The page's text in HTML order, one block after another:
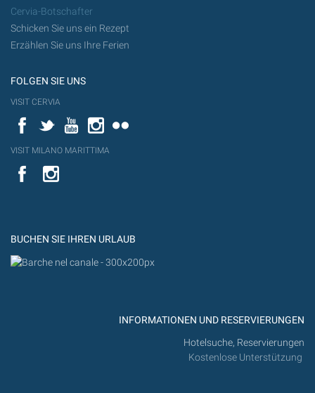
Cervia-Botschafter
Schicken Sie uns ein Rezept
Erzählen Sie uns Ihre Ferien
FOLGEN SIE UNS
VISIT CERVIA
FacebookTwitterYouTubeInstagram
VISIT MILANO MARITTIMA
YouTube
BUCHEN SIE IHREN URLAUB
INFORMATIONEN UND RESERVIERUNGEN
Hotelsuche, Reservierungen
Kostenlose Unterstützung